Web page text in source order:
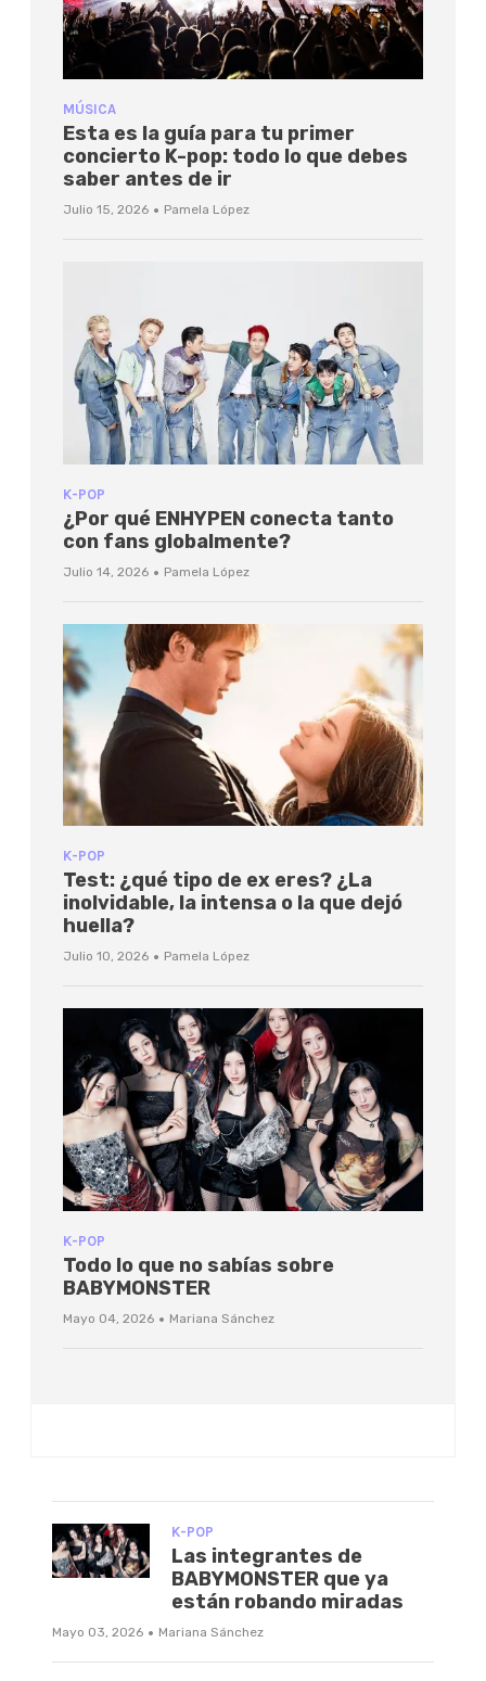
MÚSICA
Esta es la guía para tu primer
concierto K-pop: todo lo que debes
saber antes de ir
Julio 15, 2026 · Pamela López
K-POP
¿Por qué ENHYPEN conecta tanto
con fans globalmente?
Julio 14, 2026 · Pamela López
K-POP
Test: ¿qué tipo de ex eres? ¿La
inolvidable, la intensa o la que dejó
huella?
Julio 10, 2026 · Pamela López
K-POP
Todo lo que no sabías sobre
BABYMONSTER
Mayo 04, 2026 · Mariana Sánchez
K-POP
Las integrantes de
BABYMONSTER que ya
están robando miradas
Mayo 03, 2026 · Mariana Sánchez